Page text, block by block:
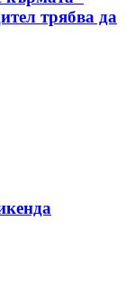
трябва да